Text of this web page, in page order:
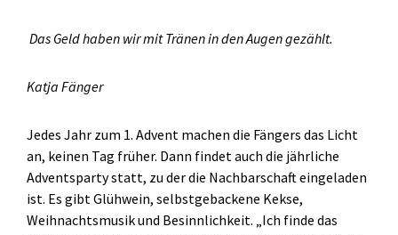
Das Geld haben wir mit Tränen in den Augen gezählt.
Katja Fänger
Jedes Jahr zum 1. Advent machen die Fängers das Licht
an, keinen Tag früher. Dann findet auch die jährliche
Adventsparty statt, zu der die Nachbarschaft eingeladen
ist. Es gibt Glühwein, selbstgebackene Kekse,
Weihnachtsmusik und Besinnlichkeit. „Ich finde das